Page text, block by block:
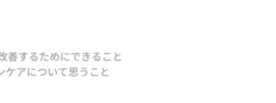
善するためにできること
ケアについて思うこと